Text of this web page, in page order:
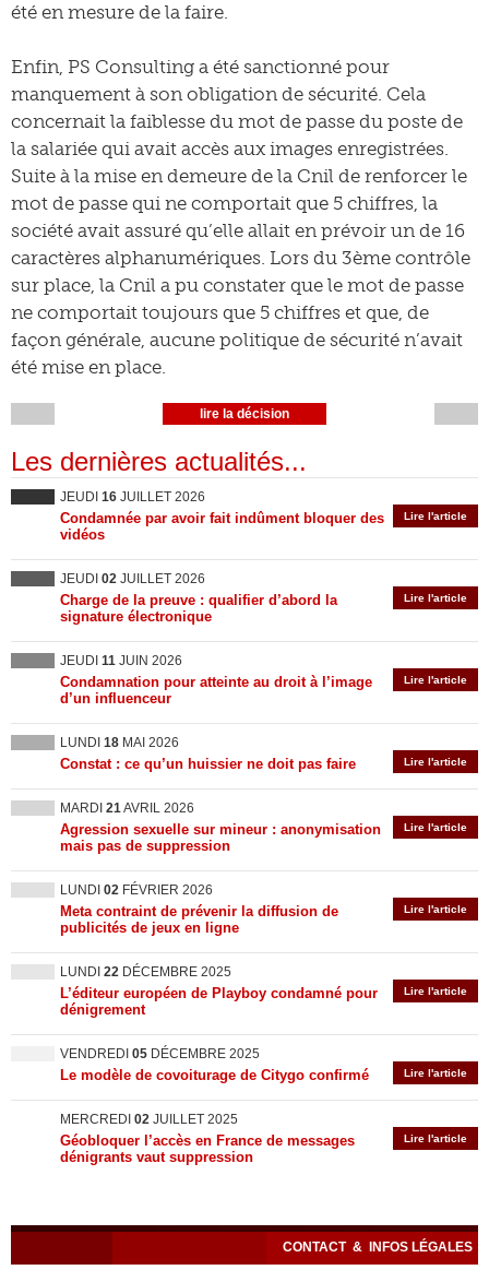
été en mesure de la faire.
Enfin, PS Consulting a été sanctionné pour
manquement à son obligation de sécurité. Cela
concernait la faiblesse du mot de passe du poste de
la salariée qui avait accès aux images enregistrées.
Suite à la mise en demeure de la Cnil de renforcer le
mot de passe qui ne comportait que 5 chiffres, la
société avait assuré qu’elle allait en prévoir un de 16
caractères alphanumériques. Lors du 3ème contrôle
sur place, la Cnil a pu constater que le mot de passe
ne comportait toujours que 5 chiffres et que, de
façon générale, aucune politique de sécurité n’avait
été mise en place.
lire la décision
Les dernières actualités...
JEUDI 16 JUILLET 2026
Lire l'article
Condamnée par avoir fait indûment bloquer des
vidéos
JEUDI 02 JUILLET 2026
Lire l'article
Charge de la preuve : qualifier d’abord la
signature électronique
JEUDI 11 JUIN 2026
Lire l'article
Condamnation pour atteinte au droit à l’image
d’un influenceur
LUNDI 18 MAI 2026
Lire l'article
Constat : ce qu’un huissier ne doit pas faire
MARDI 21AVRIL 2026
Lire l'article
Agression sexuelle sur mineur : anonymisation
mais pas de suppression
LUNDI 02 FÉVRIER 2026
Lire l'article
Meta contraint de prévenir la diffusion de
publicités de jeux en ligne
LUNDI 22 DÉCEMBRE 2025
Lire l'article
L’éditeur européen de Playboy condamné pour
dénigrement
VENDREDI 05 DÉCEMBRE 2025
Lire l'article
Le modèle de covoiturage de Citygo confirmé
MERCREDI 02 JUILLET 2025
Lire l'article
Géobloquer l’accès en France de messages
dénigrants vaut suppression
CONTACT & INFOS LÉGALES